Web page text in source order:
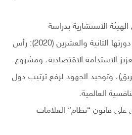
الهيئة الاستشارية بدراسة
الموضوعات التالية خلال دورتها الثانية والعشرين (2020): رأس
الاستدامة الاقتصادية، ومشروع
وتوحيد الجهود لرفع ترتيب دول
العالمية.
على قانون “نظام” العلامات